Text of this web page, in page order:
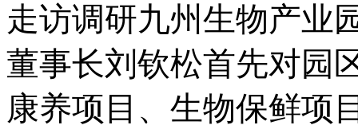
走访调研九州生物产业
董事长刘钦松首先对园
康养项目、生物保鲜项